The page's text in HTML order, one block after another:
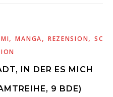
,MANGA, REZENSION,
IN DER ES MICH
9 BDE)